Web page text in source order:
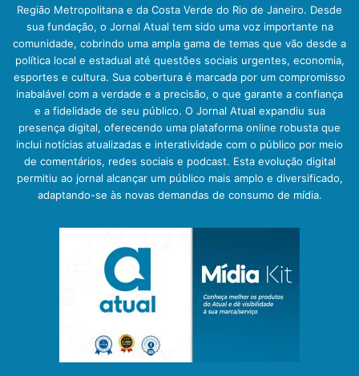
Região Metropolitana e da Costa Verde do Rio de Janeiro. Desde
sua fundação, o Jornal Atual tem sido uma voz importante na
comunidade, cobrindo uma ampla gama de temas que vão desde a
política local e estadual até questões sociais urgentes, economia,
esportes e cultura. Sua cobertura é marcada por um compromisso
inabalável com a verdade e a precisão, o que garante a confiança
e a fidelidade de seu público. O Jornal Atual expandiu sua
presença digital, oferecendo uma plataforma online robusta que
inclui notícias atualizadas e interatividade com o público por meio
de comentários, redes sociais e podcast. Esta evolução digital
permitiu ao jornal alcançar um público mais amplo e diversificado,
adaptando-se às novas demandas de consumo de mídia.